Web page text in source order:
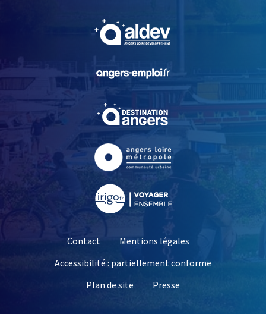
, Ouvre une nouvelle
, Ouvre une nouvelle
Contact
Mentions légales
Accessibilité : partiellement conforme
Plan de site
Presse